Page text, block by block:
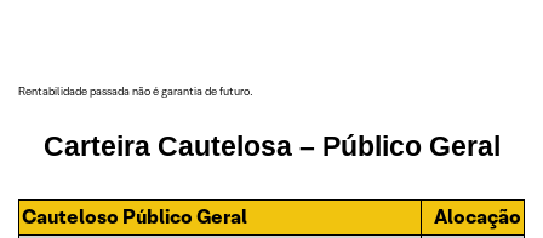
Rentabilidade passada não é garantia de futuro.
Carteira Cautelosa – Público Geral
Cauteloso Público Geral
Alocação